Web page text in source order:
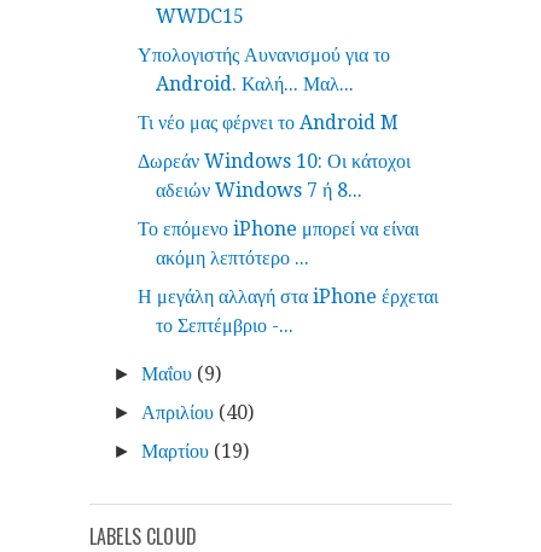
WWDC15
Υπολογιστής Αυνανισμού για το
Android. Καλή... Μαλ...
Τι νέο μας φέρνει το Android M
Δωρεάν Windows 10: Οι κάτοχοι
αδειών Windows 7 ή 8...
Το επόμενο iPhone μπορεί να είναι
ακόμη λεπτότερο ...
Η μεγάλη αλλαγή στα iPhone έρχεται
το Σεπτέμβριο -...
►Μαΐου (9)
► Απριλίου (40)
►Μαρτίου (19)
LABELS CLOUD